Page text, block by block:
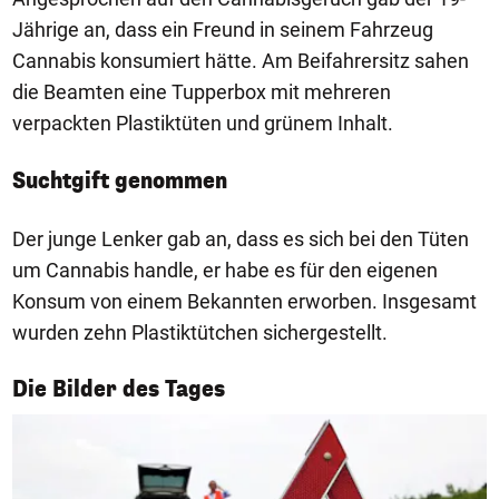
Jährige an, dass ein Freund in seinem Fahrzeug
Cannabis konsumiert hätte. Am Beifahrersitz sahen
die Beamten eine Tupperbox mit mehreren
verpackten Plastiktüten und grünem Inhalt.
Suchtgift genommen
Der junge Lenker gab an, dass es sich bei den Tüten
um Cannabis handle, er habe es für den eigenen
Konsum von einem Bekannten erworben. Insgesamt
wurden zehn Plastiktütchen sichergestellt.
Die Bilder des Tages
1/50